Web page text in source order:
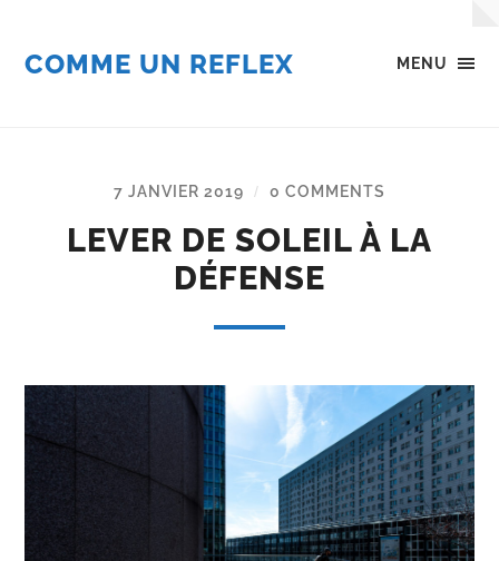
MENU
COMME UN REFLEX
7 JANVIER 2019 / 0 COMMENTS
LEVER DE SOLEIL À LA
DÉFENSE